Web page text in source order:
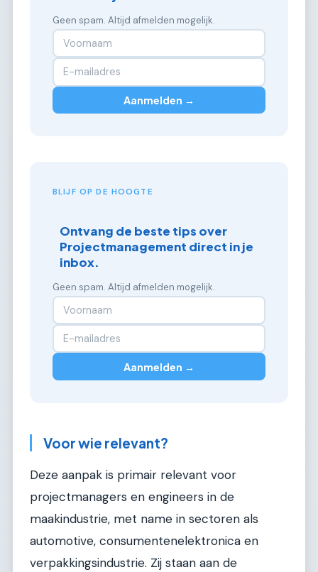
Geen spam. Altijd afmelden mogelijk.
Aanmelden →
BLIJF OP DE HOOGTE
Ontvang de beste tips over
Projectmanagement direct in je
inbox.
Geen spam. Altijd afmelden mogelijk.
Aanmelden →
Voor wie relevant?
Deze aanpak is primair relevant voor
projectmanagers en engineers in de
maakindustrie, met name in sectoren als
automotive, consumentenelektronica en
verpakkingsindustrie. Zij staan aan de